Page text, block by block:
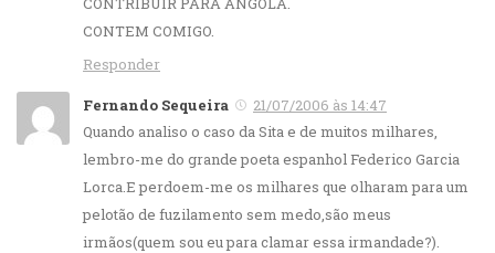
CONTEM COMIGO.
Responder
Fernando Sequeira
21/07/2006 às 14:47
Quando analiso o caso da Sita e de muitos milhares,
lembro-me do grande poeta espanhol Federico Garcia
Lorca.E perdoem-me os milhares que olharam para um
pelotão de fuzilamento sem medo,são meus
irmãos(quem sou eu para clamar essa irmandade?).